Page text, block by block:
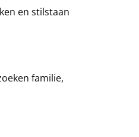
en stilstaan
familie,